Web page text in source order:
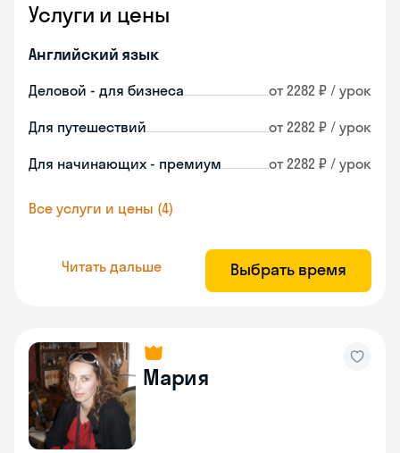
Услуги и цены
Английский язык
Деловой - для бизнеса от 2282 ₽ / урок
Для путешествий от 2282 ₽ / урок
Для начинающих - премиум от 2282 ₽ / урок
Все услуги и цены (4)
Читать дальше Выбрать время
Мария